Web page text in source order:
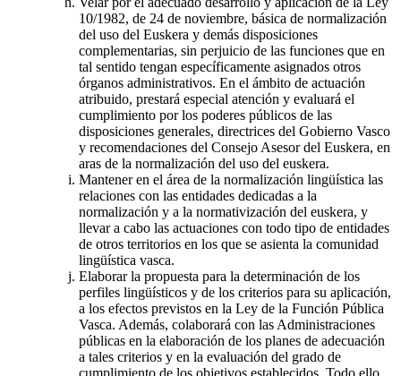
10/1982, de 24 de noviembre, básica de normalización
del uso del Euskera y demás disposiciones
complementarias, sin perjuicio de las funciones que en
tal sentido tengan específicamente asignados otros
órganos administrativos. En el ámbito de actuación
atribuido, prestará especial atención y evaluará el
cumplimiento por los poderes públicos de las
disposiciones generales, directrices del Gobierno Vasco
y recomendaciones del Consejo Asesor del Euskera, en
aras de la normalización del uso del euskera.
Mantener en el área de la normalización lingüística las
relaciones con las entidades dedicadas a la
normalización y a la normativización del euskera, y
llevar a cabo las actuaciones con todo tipo de entidades
de otros territorios en los que se asienta la comunidad
lingüística vasca.
Elaborar la propuesta para la determinación de los
perfiles lingüísticos y de los criterios para su aplicación,
a los efectos previstos en la Ley de la Función Pública
Vasca. Además, colaborará con las Administraciones
públicas en la elaboración de los planes de adecuación
a tales criterios y en la evaluación del grado de
cumplimiento de los objetivos establecidos. Todo ello,